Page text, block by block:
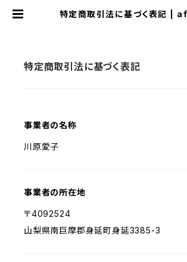
特定商取引法に基づく表記 |
特定商取引法に基づく表記
事業者の名称
川原愛子
事業者の所在地
〒4092524
山梨県南巨摩郡身延町身延3385-3